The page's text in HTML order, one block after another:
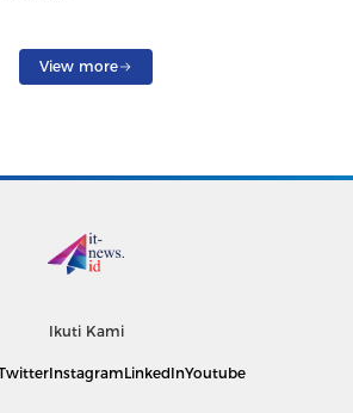
View more
Ikuti Kami
InstagramLinkedInYoutube